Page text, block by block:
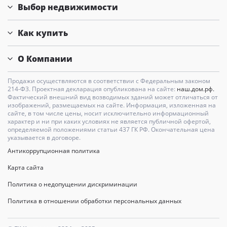
Выбор недвижимости
Как купить
О Компании
Продажи осуществляются в соответствии с Федеральным законом
214-Ф3. Проектная декларация опубликована на сайте: наш.дом.рф.
Фактический внешний вид возводимых зданий может отличаться от
изображений, размещаемых на сайте. Информация, изложенная на
сайте, в том числе цены, носит исключительно информационный
характер и ни при каких условиях не является публичной офертой,
определяемой положениями статьи 437 ГК РФ. Окончательная цена
указывается в договоре.
Антикоррупционная политика
Карта сайта
Политика о недопущении дискриминации
Политика в отношении обработки персональных данных